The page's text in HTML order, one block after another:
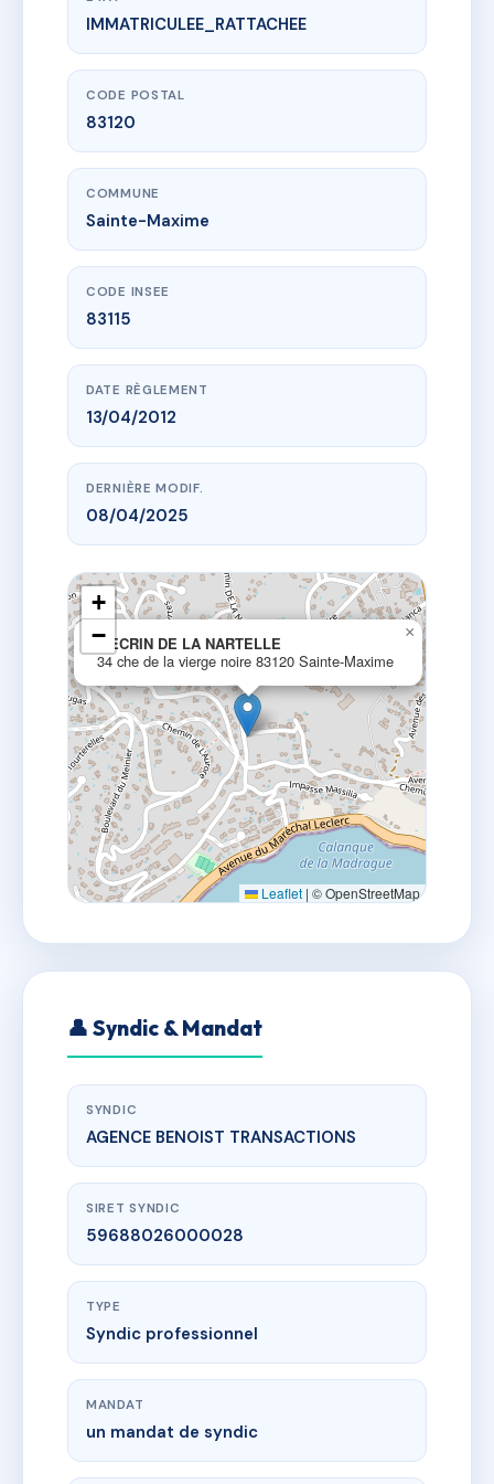
www.vme.plus/AA1146604
L'ECRIN DE LA NARTELLE
34 che de la vierge noire
IMMATRICULEE_RATTACHEE
CODE POSTAL
83120
COMMUNE
Sainte-Maxime
CODE INSEE
83115
DATE RÈGLEMENT
13/04/2012
DERNIÈRE MODIF.
08/04/2025
L'ECRIN DE LA NARTELLE
34 che de la vierge noire 83120 Sainte-Maxime
×
+
−
Leaflet | © OpenStreetMap
👤 Syndic & Mandat
SYNDIC
AGENCE BENOIST TRANSACTIONS
SIRET SYNDIC
59688026000028
TYPE
Syndic professionnel
MANDAT
un mandat de syndic